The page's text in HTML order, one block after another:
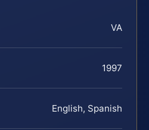
VA
1997
English, Spanish